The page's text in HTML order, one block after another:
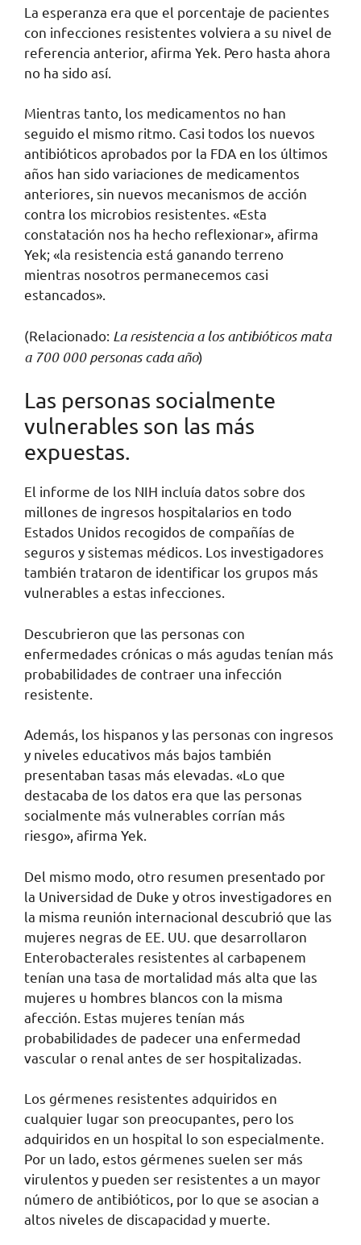
La esperanza era que el porcentaje de pacientes
con infecciones resistentes volviera a su nivel de
referencia anterior, afirma Yek. Pero hasta ahora
no ha sido así.
Mientras tanto, los medicamentos no han
seguido el mismo ritmo. Casi todos los nuevos
antibióticos aprobados por la FDA en los últimos
años han sido variaciones de medicamentos
anteriores, sin nuevos mecanismos de acción
contra los microbios resistentes. «Esta
constatación nos ha hecho reflexionar», afirma
Yek; «la resistencia está ganando terreno
mientras nosotros permanecemos casi
estancados».
(Relacionado: La resistencia a los antibióticos mata
a 700 000 personas cada año)
Las personas socialmente
vulnerables son las más
expuestas.
El informe de los NIH incluía datos sobre dos
millones de ingresos hospitalarios en todo
Estados Unidos recogidos de compañías de
seguros y sistemas médicos. Los investigadores
también trataron de identificar los grupos más
vulnerables a estas infecciones.
Descubrieron que las personas con
enfermedades crónicas o más agudas tenían más
probabilidades de contraer una infección
resistente.
Además, los hispanos y las personas con ingresos
y niveles educativos más bajos también
presentaban tasas más elevadas. «Lo que
destacaba de los datos era que las personas
socialmente más vulnerables corrían más
riesgo», afirma Yek.
Del mismo modo, otro resumen presentado por
la Universidad de Duke y otros investigadores en
la misma reunión internacional descubrió que las
mujeres negras de EE. UU. que desarrollaron
Enterobacterales resistentes al carbapenem
tenían una tasa de mortalidad más alta que las
mujeres u hombres blancos con la misma
afección. Estas mujeres tenían más
probabilidades de padecer una enfermedad
vascular o renal antes de ser hospitalizadas.
Los gérmenes resistentes adquiridos en
cualquier lugar son preocupantes, pero los
adquiridos en un hospital lo son especialmente.
Por un lado, estos gérmenes suelen ser más
virulentos y pueden ser resistentes a un mayor
número de antibióticos, por lo que se asocian a
altos niveles de discapacidad y muerte.